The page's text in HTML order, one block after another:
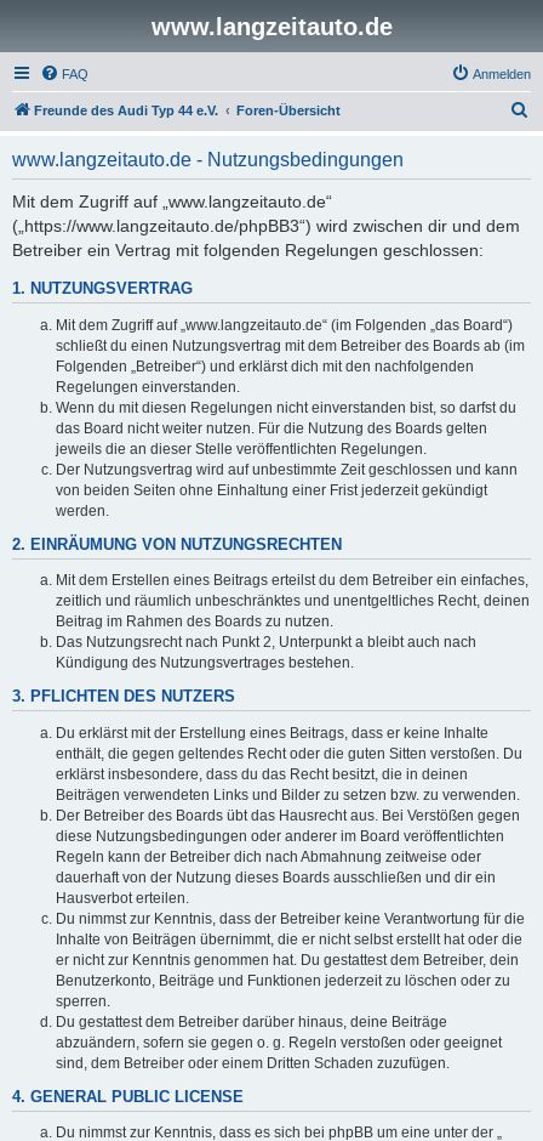
www.langzeitauto.de
FAQ Anmelden
Freunde des Audi Typ 44 e.V. Foren-Übersicht
www.langzeitauto.de - Nutzungsbedingungen
Mit dem Zugriff auf „www.langzeitauto.de“
(„https://www.langzeitauto.de/phpBB3“) wird zwischen dir und dem
Betreiber ein Vertrag mit folgenden Regelungen geschlossen:
1. NUTZUNGSVERTRAG
Mit dem Zugriff auf „www.langzeitauto.de“ (im Folgenden „das Board“)
schließt du einen Nutzungsvertrag mit dem Betreiber des Boards ab (im
Folgenden „Betreiber“) und erklärst dich mit den nachfolgenden
Regelungen einverstanden.
Wenn du mit diesen Regelungen nicht einverstanden bist, so darfst du
das Board nicht weiter nutzen. Für die Nutzung des Boards gelten
jeweils die an dieser Stelle veröffentlichten Regelungen.
Der Nutzungsvertrag wird auf unbestimmte Zeit geschlossen und kann
von beiden Seiten ohne Einhaltung einer Frist jederzeit gekündigt
werden.
2. EINRÄUMUNG VON NUTZUNGSRECHTEN
Mit dem Erstellen eines Beitrags erteilst du dem Betreiber ein einfaches,
zeitlich und räumlich unbeschränktes und unentgeltliches Recht, deinen
Beitrag im Rahmen des Boards zu nutzen.
Das Nutzungsrecht nach Punkt 2, Unterpunkt a bleibt auch nach
Kündigung des Nutzungsvertrages bestehen.
3. PFLICHTEN DES NUTZERS
Du erklärst mit der Erstellung eines Beitrags, dass er keine Inhalte
enthält, die gegen geltendes Recht oder die guten Sitten verstoßen. Du
erklärst insbesondere, dass du das Recht besitzt, die in deinen
Beiträgen verwendeten Links und Bilder zu setzen bzw. zu verwenden.
Der Betreiber des Boards übt das Hausrecht aus. Bei Verstößen gegen
diese Nutzungsbedingungen oder anderer im Board veröffentlichten
Regeln kann der Betreiber dich nach Abmahnung zeitweise oder
dauerhaft von der Nutzung dieses Boards ausschließen und dir ein
Hausverbot erteilen.
Du nimmst zur Kenntnis, dass der Betreiber keine Verantwortung für die
Inhalte von Beiträgen übernimmt, die er nicht selbst erstellt hat oder die
er nicht zur Kenntnis genommen hat. Du gestattest dem Betreiber, dein
Benutzerkonto, Beiträge und Funktionen jederzeit zu löschen oder zu
sperren.
Du gestattest dem Betreiber darüber hinaus, deine Beiträge
abzuändern, sofern sie gegen o. g. Regeln verstoßen oder geeignet
sind, dem Betreiber oder einem Dritten Schaden zuzufügen.
4. GENERAL PUBLIC LICENSE
Du nimmst zur Kenntnis, dass es sich bei phpBB um eine unter der „